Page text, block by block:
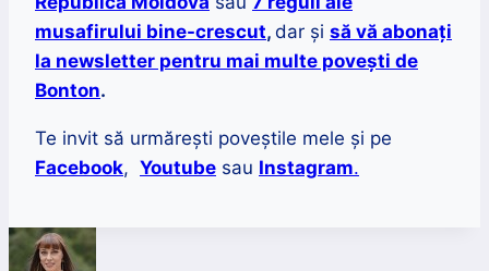
musafirului bine-crescut, dar și să vă abonați
la newsletter pentru mai multe povești de
Bonton.
Te invit să urmărești poveștile mele și pe
Facebook, Youtube sau Instagram.